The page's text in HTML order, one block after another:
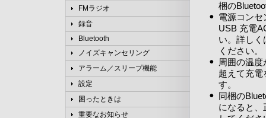
FMラジオ
録音
Bluetooth
ノイズキャンセリング
アラーム／スリープ機能
設定
困ったときは
重要なお知らせ
梱の
電源コンセ
USB 充電
い。詳し
ください。
周囲の温
超えて充
す。
同梱の
になると